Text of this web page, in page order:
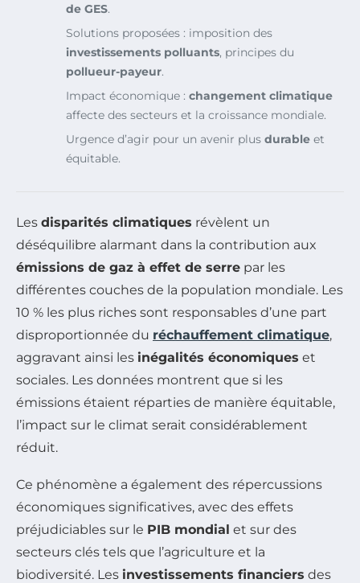
de GES.
Solutions proposées : imposition des
investissements polluants, principes du
pollueur-payeur.
Impact économique : changement climatique
affecte des secteurs et la croissance mondiale.
Urgence d’agir pour un avenir plus durable et
équitable.
Les disparités climatiques révèlent un
déséquilibre alarmant dans la contribution aux
émissions de gaz à effet de serre par les
différentes couches de la population mondiale. Les
10 % les plus riches sont responsables d’une part
disproportionnée du réchauffement climatique,
aggravant ainsi les inégalités économiques et
sociales. Les données montrent que si les
émissions étaient réparties de manière équitable,
l’impact sur le climat serait considérablement
réduit.
Ce phénomène a également des répercussions
économiques significatives, avec des effets
préjudiciables sur le PIB mondial et sur des
secteurs clés tels que l’agriculture et la
biodiversité. Les investissements financiers des